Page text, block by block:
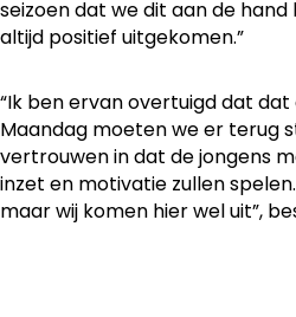
seizoen dat we dit aan de
altijd positief uitgekomen.”
“Ik ben ervan overtuigd dat dat
Maandag moeten we er terug
vertrouwen in dat de jongens
inzet en motivatie zullen
maar wij komen hier wel uit”,